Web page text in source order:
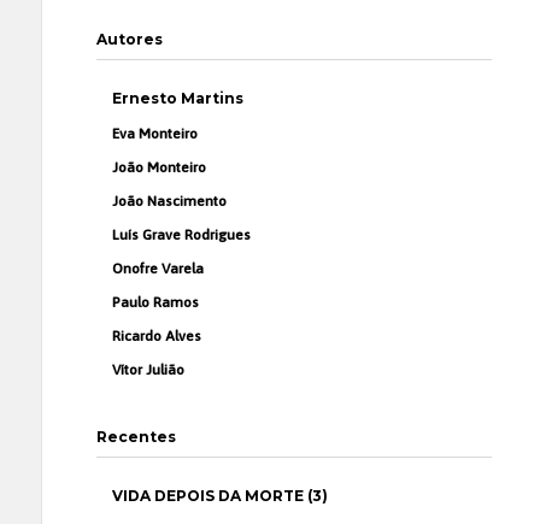
Autores
Ernesto Martins
Eva Monteiro
João Monteiro
João Nascimento
Luís Grave Rodrigues
Onofre Varela
Paulo Ramos
Ricardo Alves
Vítor Julião
Recentes
VIDA DEPOIS DA MORTE (3)